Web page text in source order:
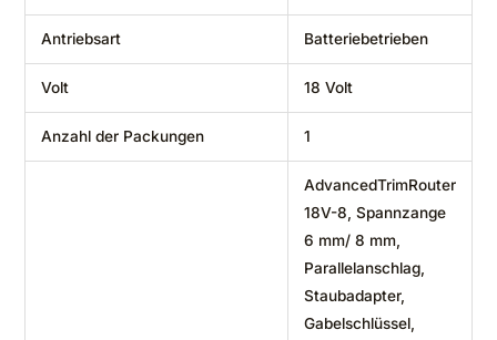
Antriebsart ‎Batteriebetrieben
Volt ‎18 Volt
Anzahl der Packungen ‎1
‎AdvancedTrimRouter
18V-8, Spannzange
6 mm/ 8 mm,
Parallelanschlag,
Staubadapter,
Gabelschlüssel,